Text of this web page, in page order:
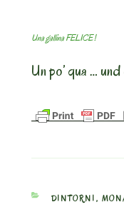
Una gallina FELICE !
Un po’ qua …
CATEGORIES
DINTORNI ,